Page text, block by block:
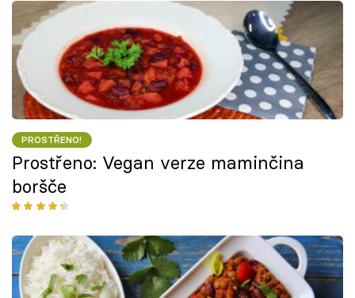
PROSTŘENO!
Prostřeno: Vegan verze maminčina
boršče